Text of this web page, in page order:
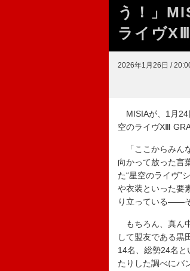
う！」
ライヴ
2026年1月26日 /
MISIAが、1月24
空のライヴXⅢ
「ここからみん
向かって放った言
た“星空のライヴ”
や衣装といった要
り立っている――
もちろん、真ん
して盟友である黒
14名、総勢24名と
たりした調べにバ